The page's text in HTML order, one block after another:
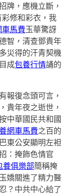
牌，應機立斷，
修和彩衣，我
馬費玉華驚訝
智，清查鄧貴年
災得的汗青契機
成包養行情誦的
報復念頭可言，
貴年夜之逝世，
中華國民共和國
網車馬費之百的
東公安顯明左袒
：掩飾色情官
養俱樂部簡稱掩
嬌關進了精力醫
？中共中心給了